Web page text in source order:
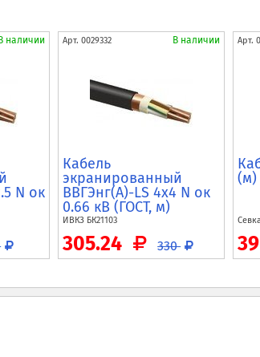
В наличии
N ок
Арт. 0029332 В наличии
Кабель
экранированный
ВВГЭнг(A)-LS 4x4 N ок
0.66 кВ (ГОСТ, м)
ИВКЗ БК21103
305.24 330
Арт.
(м)
39